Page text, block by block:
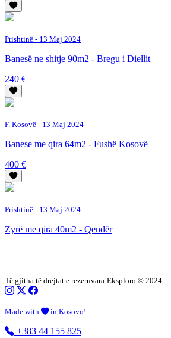
Prishtinë - 13 Maj 2024
Banesë ne shitje 90m2 - Bregu i Diellit
240 €
F. Kosovë - 13 Maj 2024
Banese me qira 64m2 - Fushë Kosovë
400 €
Prishtinë - 13 Maj 2024
Zyrë me qira 40m2 - Qendër
Të gjitha të drejtat e rezeruvara Eksploro © 2024
Made with in Kosovo!
+383 44 155 825